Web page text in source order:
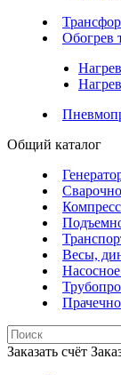
Обогрев
Общий каталог
Весы,
Заказать счёт